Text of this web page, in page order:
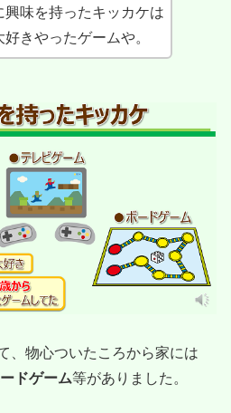
興味を持ったキッカケは
きやったゲームや。
、物心ついたころから家には
ドゲーム等がありました。